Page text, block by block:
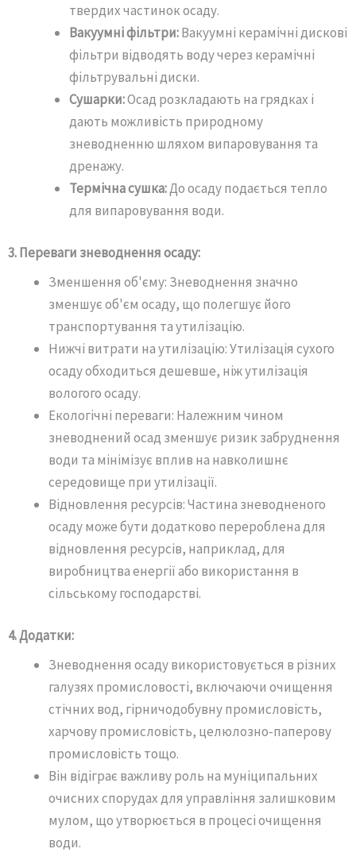
твердих частинок осаду.
Вакуумні фільтри:Вакуумні керамічні дискові
фільтри відводять воду через керамічні
фільтрувальні диски.
Сушарки:Осад розкладають на грядках і
дають можливість природному
зневодненню шляхом випаровування та
дренажу.
Термічна сушка:До осаду подається тепло
для випаровування води.
3. Переваги зневоднення осаду:
Зменшення об'єму: Зневоднення значно
зменшує об'єм осаду, що полегшує його
транспортування та утилізацію.
Нижчі витрати на утилізацію: Утилізація сухого
осаду обходиться дешевше, ніж утилізація
вологого осаду.
Екологічні переваги: Належним чином
зневоднений осад зменшує ризик забруднення
води та мінімізує вплив на навколишнє
середовище при утилізації.
Відновлення ресурсів: Частина зневодненого
осаду може бути додатково перероблена для
відновлення ресурсів, наприклад, для
виробництва енергії або використання в
сільському господарстві.
4. Додатки:
Зневоднення осаду використовується в різних
галузях промисловості, включаючи очищення
стічних вод, гірничодобувну промисловість,
харчову промисловість, целюлозно-паперову
промисловість тощо.
Він відіграє важливу роль на муніципальних
очисних спорудах для управління залишковим
мулом, що утворюється в процесі очищення
води.